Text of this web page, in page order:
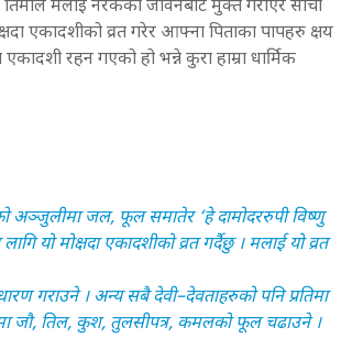
तिमीले मलाई नरकको जीवनबाट मुक्त गराएर साँचो
एकादशीको व्रत गरेर आफ्ना पिताका पापहरु क्षय
रहन गएको हो भन्ने कुरा हाम्रा धार्मिक
अञ्जुलीमा जल, फूल समातेर ‘हे दामोदररुपी विष्णु
यो मोक्षदा एकादशीको व्रत गर्दैछु । मलाई यो व्रत
गराउने । अन्य सबै देवी–देवताहरुको पनि प्रतिमा
जौ, तिल, कुश, तुलसीपत्र, कमलको फूल चढाउने ।